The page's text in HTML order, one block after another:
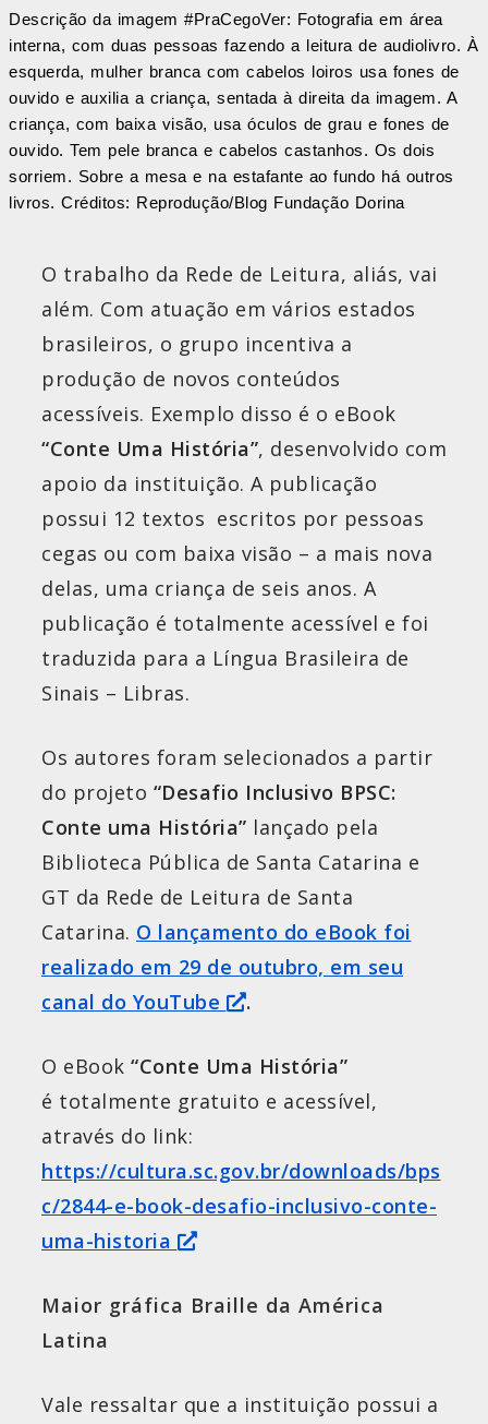
Descrição da imagem #PraCegoVer: Fotografia em área
interna, com duas pessoas fazendo a leitura de audiolivro. À
esquerda, mulher branca com cabelos loiros usa fones de
ouvido e auxilia a criança, sentada à direita da imagem. A
criança, com baixa visão, usa óculos de grau e fones de
ouvido. Tem pele branca e cabelos castanhos. Os dois
sorriem. Sobre a mesa e na estafante ao fundo há outros
livros. Créditos: Reprodução/Blog Fundação Dorina
O trabalho da Rede de Leitura, aliás, vai
além. Com atuação em vários estados
brasileiros, o grupo incentiva a
produção de novos conteúdos
acessíveis. Exemplo disso é o eBook
“Conte Uma História”, desenvolvido com
apoio da instituição. A publicação
possui 12 textos escritos por pessoas
cegas ou com baixa visão – a mais nova
delas, uma criança de seis anos. A
publicação é totalmente acessível e foi
traduzida para a Língua Brasileira de
Sinais – Libras.
Os autores foram selecionados a partir
do projeto “Desafio Inclusivo BPSC:
Conte uma História” lançado pela
Biblioteca Pública de Santa Catarina e
GT da Rede de Leitura de Santa
Catarina. O lançamento do eBook foi
realizado em 29 de outubro, em seu
canal do YouTube
.
O eBook “Conte Uma História”
é totalmente gratuito e acessível,
através do link:
https://cultura.sc.gov.br/downloads/bps
c/2844-e-book-desafio-inclusivo-conte-
uma-historia
Maior gráfica Braille da América
Latina
Vale ressaltar que a instituição possui a